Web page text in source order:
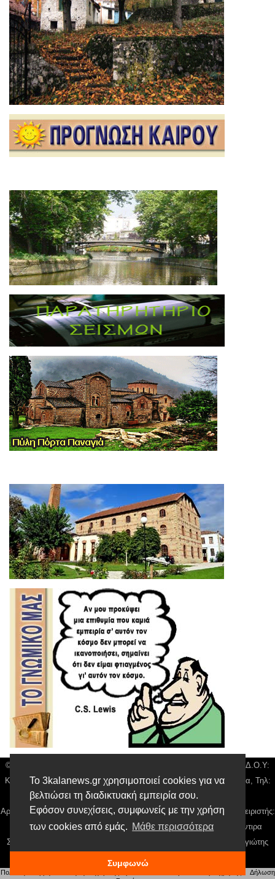
Το 3kalanews.gr χρησιμοποιεί cookies για να
βελτιώσει τη διαδικτυακή εμπειρία σου.
Εφόσον συνεχίσεις, συμφωνείς με την χρήση
των cookies από εμάς. Μάθε περισσότερα
Συμφωνώ
© 3kala News | Διακριτικός Τίτλος: Orion Media, ΑΦΜ: 043750542, Δ.Ο.Υ:
Καρδίτσας, Υπο/μα Τρικάλων, Δ/νση: Τιουσόν 31 τ.κ 42132 Τρίκαλα, Τηλ:
24310 63300, email: news@3kalanews.gr
Αρ. Γεμή: 018804431000, Νόμιμος Εκπρόσωπος, Ιδιοκτήτης και Διαχειριστής:
Παναγιώτης Φιλίππου, Διευθύντρια: Γιαννουσά Βασιλική, Διευθύντιρα
Σύνταξης: Μπαλαμπάνη Βασιλική. Δικαιούχος domain name Παναγιώτης
Φιλίππου
Πολιτική απορρήτου
Δήλωση